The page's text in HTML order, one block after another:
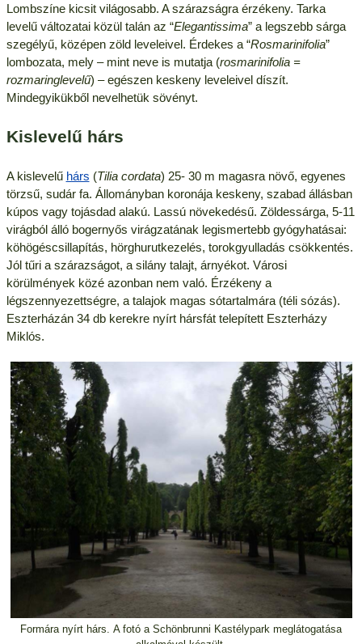
Lombszíne kicsit világosabb. A szárazságra érzékeny. Tarka
levelű változatai közül talán az “Elegantissima” a legszebb sárga
szegélyű, középen zöld leveleivel. Érdekes a “Rosmarinifolia”
lombozata, mely – mint neve is mutatja (rosmarinifolia =
rozmaringlevelű) – egészen keskeny leveleivel díszít.
Mindegyikükből nevelhetük sövényt.
Kislevelű hárs
A kislevelű hárs (Tilia cordata) 25- 30 m magasra növő, egyenes
törzsű, sudár fa. Állományban koronája keskeny, szabad állásban
kúpos vagy tojásdad alakú. Lassú növekedésű. Zöldessárga, 5-11
virágból álló bogernyős virágzatának legismertebb gyógyhatásai:
köhögéscsillapítás, hörghurutkezelés, torokgyulladás csökkentés.
Jól tűri a szárazságot, a silány talajt, árnyékot. Városi
körülmények közé azonban nem való. Érzékeny a
légszennyezettségre, a talajok magas sótartalmára (téli sózás).
Eszterházán 34 db kerekre nyírt hársfát telepített Eszterházy
Miklós.
Formára nyírt hárs. A fotó a Schönbrunni Kastélypark meglátogatása